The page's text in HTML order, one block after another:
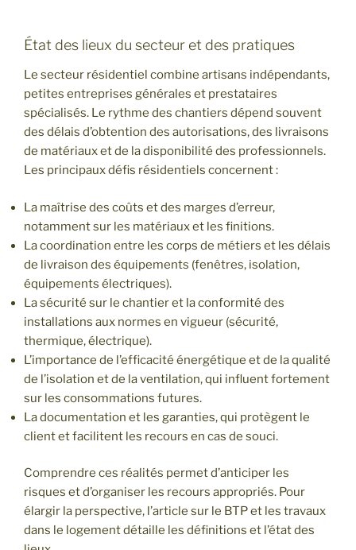
État des lieux du secteur et des pratiques
Le secteur résidentiel combine artisans indépendants,
petites entreprises générales et prestataires
spécialisés. Le rythme des chantiers dépend souvent
des délais d’obtention des autorisations, des livraisons
de matériaux et de la disponibilité des professionnels.
Les principaux défis résidentiels concernent :
La maîtrise des coûts et des marges d’erreur,
notamment sur les matériaux et les finitions.
La coordination entre les corps de métiers et les délais
de livraison des équipements (fenêtres, isolation,
équipements électriques).
La sécurité sur le chantier et la conformité des
installations aux normes en vigueur (sécurité,
thermique, électrique).
L’importance de l’efficacité énergétique et de la qualité
de l’isolation et de la ventilation, qui influent fortement
sur les consommations futures.
La documentation et les garanties, qui protègent le
client et facilitent les recours en cas de souci.
Comprendre ces réalités permet d’anticiper les
risques et d’organiser les recours appropriés. Pour
élargir la perspective, l’article sur le BTP et les travaux
dans le logement détaille les définitions et l’état des